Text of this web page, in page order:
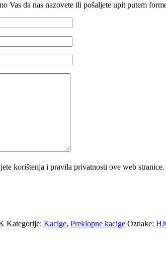
Vas da nas nazovete ili pošaljete upit putem
korištenja i pravila privatnosti ove web stranice.
Kategorije: Kacige, Preklopne kacige Oznake: